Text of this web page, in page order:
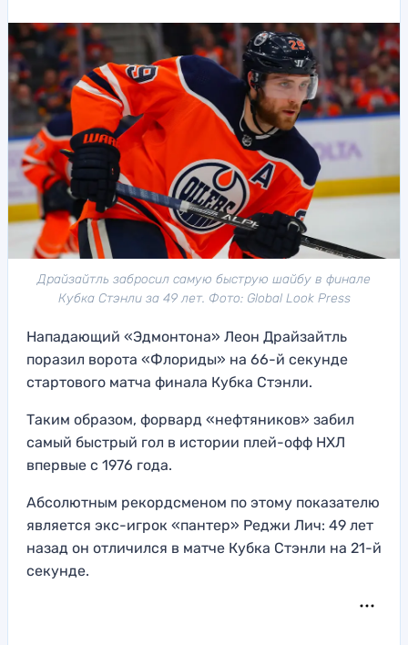
Драйзайтль забросил самую быструю шайбу в финале
Кубка Стэнли за 49 лет. Фото: Global Look Press
Нападающий «Эдмонтона» Леон Драйзайтль
поразил ворота «Флориды» на 66-й секунде
стартового матча финала Кубка Стэнли.
Таким образом, форвард «нефтяников» забил
самый быстрый гол в истории плей-офф НХЛ
впервые с 1976 года.
Абсолютным рекордсменом по этому показателю
является экс-игрок «пантер» Реджи Лич: 49 лет
назад он отличился в матче Кубка Стэнли на 21-й
секунде.